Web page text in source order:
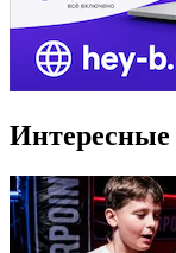
Интересные